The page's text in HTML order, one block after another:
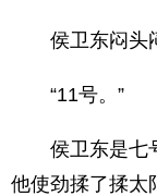
侯卫东闷头闷
“11号。”
侯卫东是七号
他使劲揉了揉太